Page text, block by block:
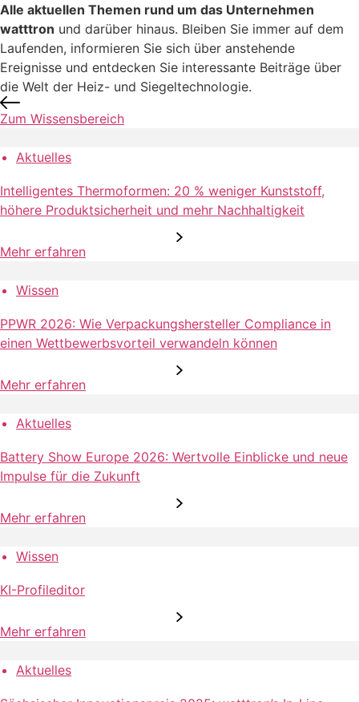
Alle aktuellen Themen rund um das Unternehmen
watttron und darüber hinaus. Bleiben Sie immer auf dem
Laufenden, informieren Sie sich über anstehende
Ereignisse und entdecken Sie interessante Beiträge über
die Welt der Heiz- und Siegeltechnologie.
Zum Wissensbereich
Aktuelles
Intelligentes Thermoformen: 20 % weniger Kunststoff,
höhere Produktsicherheit und mehr Nachhaltigkeit
Mehr erfahren
Wissen
PPWR 2026: Wie Verpackungshersteller Compliance in
einen Wettbewerbsvorteil verwandeln können
Mehr erfahren
Aktuelles
Battery Show Europe 2026: Wertvolle Einblicke und neue
Impulse für die Zukunft
Mehr erfahren
Wissen
KI-Profileditor
Mehr erfahren
Aktuelles